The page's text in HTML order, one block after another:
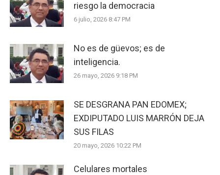
riesgo la democracia
6 julio, 2026 8:47 PM
No es de güevos; es de
inteligencia.
26 mayo, 2026 9:18 PM
SE DESGRANA PAN EDOMEX;
EXDIPUTADO LUIS MARRÓN DEJA
SUS FILAS
20 mayo, 2026 10:22 PM
Celulares mortales